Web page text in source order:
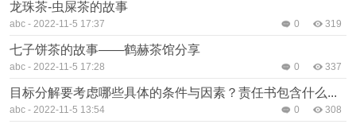
龙珠茶-虫屎茶的故事
abc - 2022-11-5 17:37 319
0
七子饼茶的故事——鹤赫茶馆分享
abc - 2022-11-5 17:28 337
0
目标分解要考虑哪些具体的条件与因素？责任书包含什么...
abc - 2022-11-5 13:54 308
0